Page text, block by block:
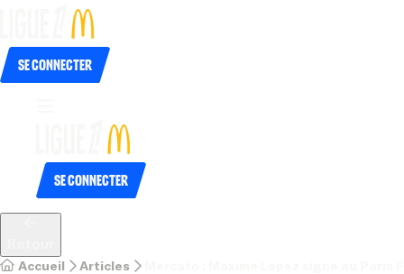
Se connecter
Se connecter
Accueil Articles